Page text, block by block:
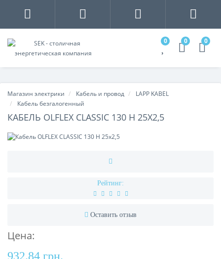
0 0 0
Магазин электрики Кабель и провод
LAPP KABEL
Кабель безгалогенный
КАБЕЛЬ OLFLEX CLASSIC 130 H 25X2,5
Рейтинг:
Оставить отзыв
Цена:
932.84 грн.